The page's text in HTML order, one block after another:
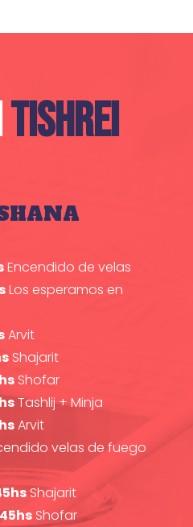
TISHREI
Encendido de velas
Los esperamos en
Arvit
Shajarit
Shofar
Tashlij + Minja
Arvit
velas de fuego
Shajarit
Shofar